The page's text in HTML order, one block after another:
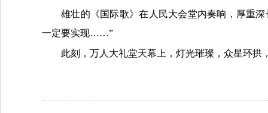
雄壮的《国际歌》在人民大会堂内奏响，厚重
一定要实现……”
此刻，万人大礼堂天幕上，灯光璀璨，众星环